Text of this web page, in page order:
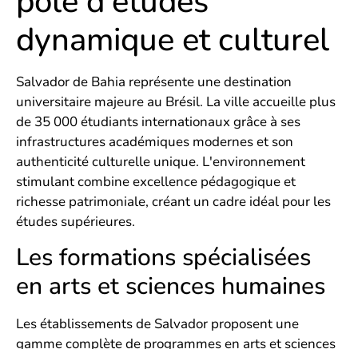
dynamique et culturel
Salvador de Bahia représente une destination
universitaire majeure au Brésil. La ville accueille plus
de 35 000 étudiants internationaux grâce à ses
infrastructures académiques modernes et son
authenticité culturelle unique. L'environnement
stimulant combine excellence pédagogique et
richesse patrimoniale, créant un cadre idéal pour les
études supérieures.
Les formations spécialisées
en arts et sciences humaines
Les établissements de Salvador proposent une
gamme complète de programmes en arts et sciences